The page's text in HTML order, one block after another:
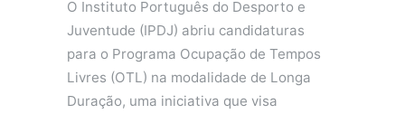
O Instituto Português do Desporto e
Juventude (IPDJ) abriu candidaturas
para o Programa Ocupação de Tempos
Livres (OTL) na modalidade de Longa
Duração, uma iniciativa que visa